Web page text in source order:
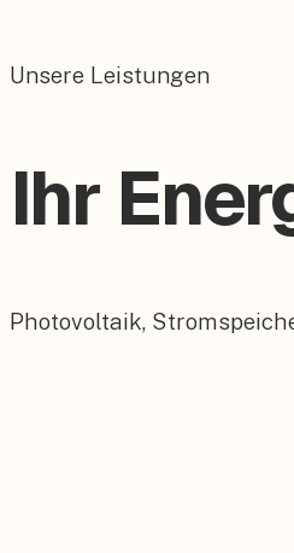
Unsere Leistungen
Ihr
Photovoltaik,